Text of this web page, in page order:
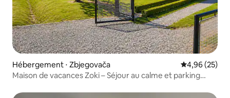
Hébergement ⋅ Zbjegovača Évaluation
4,96 (25)
Maison de vacances Zoki – Séjour au calme et parking